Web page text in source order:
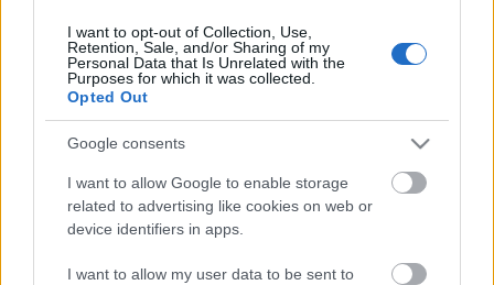
I want to opt-out of Collection, Use,
Retention, Sale, and/or Sharing of my
Personal Data that Is Unrelated with the
Purposes for which it was collected.
Opted Out
Google consents
I want to allow Google to enable storage
related to advertising like cookies on web or
device identifiers in apps.
I want to allow my user data to be sent to